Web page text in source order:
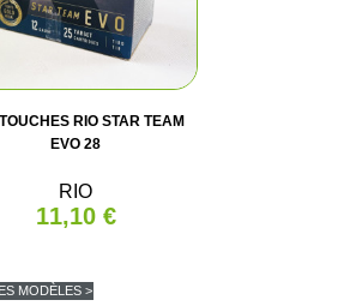
RIO STAR TEAM
EVO 28
RIO
11,10 €
MODÈLES >